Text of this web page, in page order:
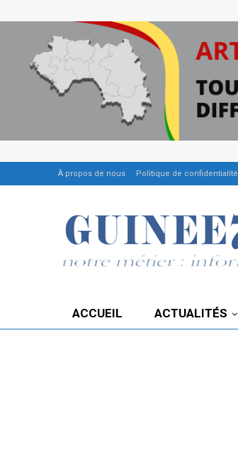
À propos de nous Politique de confidentialité
ACCUEIL ACTUALITÉS